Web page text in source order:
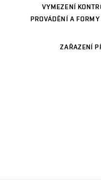
VYMEZENÍ
PROVÁDĚNÍ A
ZAŘAZENÍ